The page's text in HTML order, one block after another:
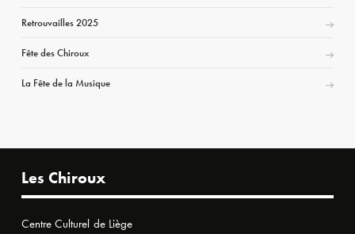
Retrouvailles 2025
Fête des Chiroux
La Fête de la Musique
Les Chiroux
Centre Culturel de Liège